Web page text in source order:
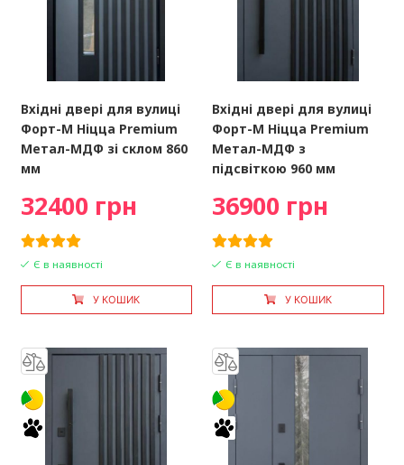
Вхідні двері для вулиці
Форт-М Ніцца Premium
Метал-МДФ зі склом 860
мм
32400 грн
Є в наявності
У КОШИК
Вхідні двері для вулиці
Форт-М Ніцца Premium
Метал-МДФ з
підсвіткою 960 мм
36900 грн
Є в наявності
У КОШИК